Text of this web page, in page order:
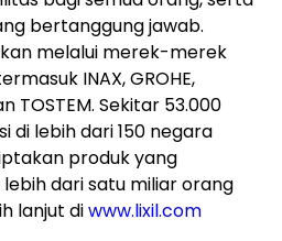
bertanggung jawab.
melalui merek-merek
INAX, GROHE,
TOSTEM. Sekitar 53.000
di lebih dari 150 negara
produk yang
dari satu miliar orang
lanjut diwww.lixil.com